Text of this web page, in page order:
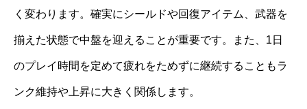
く変わります。確実にシールドや回復アイテム、武器を
揃えた状態で中盤を迎えることが重要です。また、1日
のプレイ時間を定めて疲れをためずに継続することもラ
ンク維持や上昇に大きく関係します。